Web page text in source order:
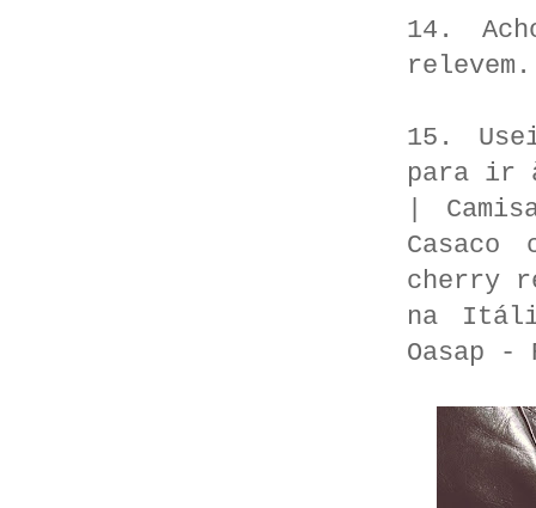
14.
relevem.
15.
para ir
|
cherry
na
Oasap -